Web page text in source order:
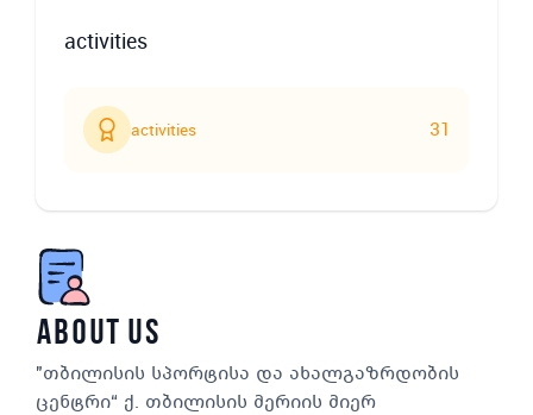
activities
activities 31
about us
"თბილისის სპორტისა და ახალგაზრდობის
ცენტრი“ ქ. თბილისის მერიის მიერ